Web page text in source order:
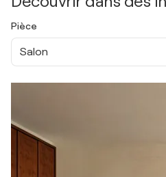
Pièce
Salon